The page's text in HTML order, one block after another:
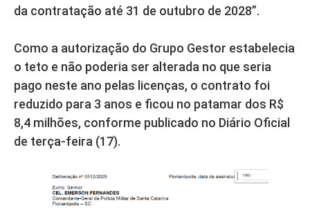
da contratação até 31 de outubro de 2028”.
Como a autorização do Grupo Gestor estabelecia
o teto e não poderia ser alterada no que seria
pago neste ano pelas licenças, o contrato foi
reduzido para 3 anos e ficou no patamar dos R$
8,4 milhões, conforme publicado no Diário Oficial
de terça-feira (17).